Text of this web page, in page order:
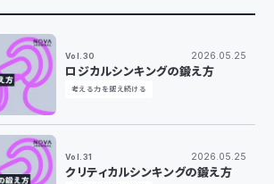
Vol.30 2026.05.25
ロジカルシンキングの鍛え方
考える力を鍛え続ける
Vol.31 2026.05.25
クリティカルシンキングの鍛え方